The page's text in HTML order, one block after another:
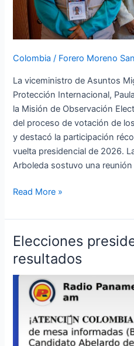
Colombia / Forero Moreno
La viceministro de Asuntos
Protección Internacional,
la Misión de Observación
del proceso de votación de
y destacó la participación
vuelta presidencial de 2026.
Arboleda sostuvo una reunión
OEA
Read More »
Elecciones
resultados
Elecciones
presidenciales
resultados